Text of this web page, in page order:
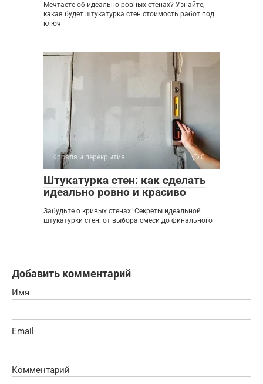
Мечтаете об идеально ровных стенах? Узнайте,
какая будет штукатурка стен стоимость работ под
ключ
Кровля и перекрытия 0
Штукатурка стен: как сделать
идеально ровно и красиво
Забудьте о кривых стенах! Секреты идеальной
штукатурки стен: от выбора смеси до финального
Добавить комментарий
Имя
Email
Комментарий